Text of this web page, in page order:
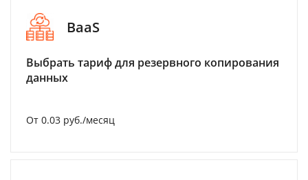
BaaS
Выбрать тариф для резервного копирования
данных
От 0.03 руб./месяц